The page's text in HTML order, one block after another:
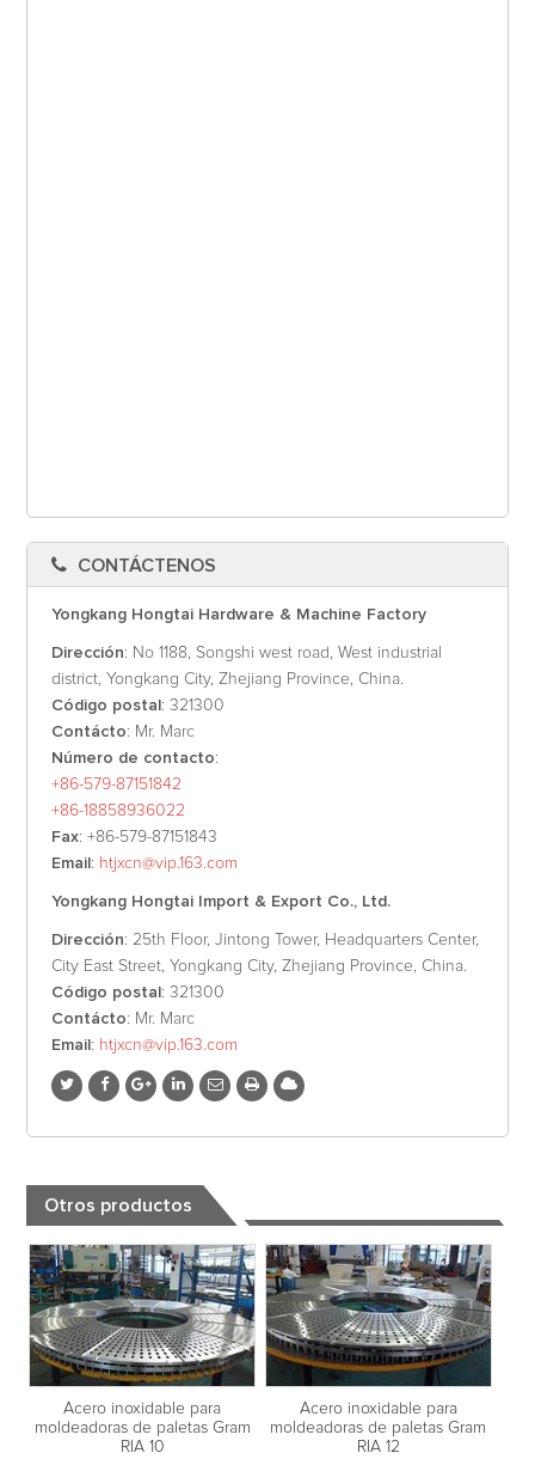
CONTÁCTENOS
Yongkang Hongtai Hardware & Machine Factory
Dirección: No 1188, Songshi west road, West industrial
district, Yongkang City, Zhejiang Province, China.
Código postal : 321300
Contácto: Mr. Marc
Número de contacto:
+86-579-87151842
+86-18858936022
Fax: +86-579-87151843
Email : htjxcn@vip.163.com
Yongkang Hongtai Import & Export Co., Ltd.
Dirección: 25th Floor, Jintong Tower, Headquarters Center,
City East Street, Yongkang City, Zhejiang Province, China.
Código postal : 321300
Contácto: Mr. Marc
Email : htjxcn@vip.163.com
Otros productos
Acero inoxidable para
moldeadoras de paletas Gram
RIA 10
Acero inoxidable para
moldeadoras de paletas Gram
RIA 12